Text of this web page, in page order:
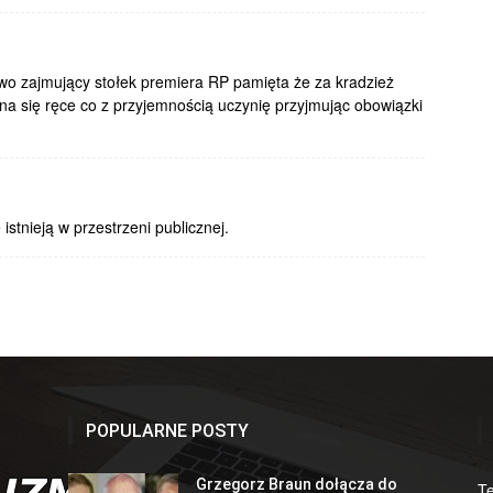
zajmujący stołek premiera RP pamięta że za kradzież
się ręce co z przyjemnością uczynię przyjmując obowiązki
w przestrzeni publicznej.
POPULARNE POSTY
Grzegorz Braun dołącza do